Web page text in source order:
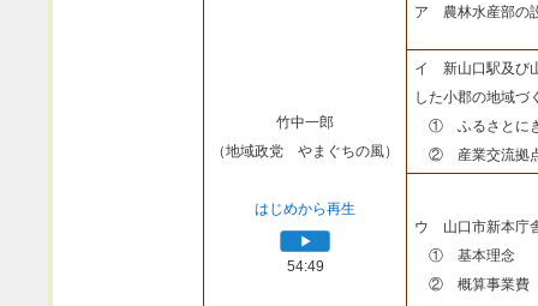
竹中一郎
（地域政党 やまぐちの風）
はじめから再生
54:49
ア 農林水産部の
イ 新山口駅及び
した小郡の地域づ
① ふるさとにぎ
② 産業交流拠点
ウ 山口市新本庁
① 基本理念
② 概算事業費